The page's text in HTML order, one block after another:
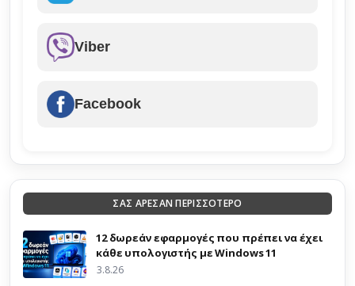
Viber
Facebook
ΣΑΣ ΑΡΕΣΑΝ ΠΕΡΙΣΣΟΤΕΡΟ
12 δωρεάν εφαρμογές που πρέπει να έχει
κάθε υπολογιστής με Windows 11
3.8.26